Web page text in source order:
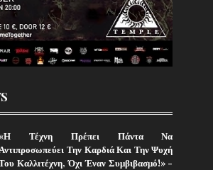
Τέχνη Πρέπει Πάντα Να
Αντιπροσωπεύει Την Καρδιά Και Την Ψυχή
Καλλιτέχνη, Όχι Έναν Συμβιβασμό!» -